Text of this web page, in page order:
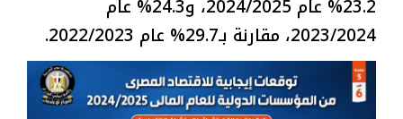
23.2% عام 2024/2025، و24.3% عام
2023/2024، مقارنة بـ29.7% عام 2022/2023.